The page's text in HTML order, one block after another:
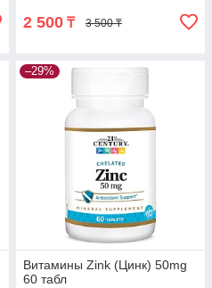
2 500 ₸ 3 500 ₸
–29%
Витамины Zink (Цинк) 50mg
60 табл